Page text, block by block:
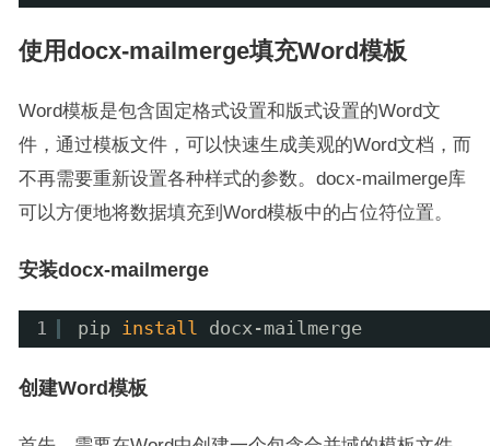
使用docx-mailmerge填充Word模板
Word模板是包含固定格式设置和版式设置的Word文
件，通过模板文件，可以快速生成美观的Word文档，而
不再需要重新设置各种样式的参数。docx-mailmerge库
可以方便地将数据填充到Word模板中的占位符位置。
安装docx-mailmerge
1 pip install docx-mailmerge
创建Word模板